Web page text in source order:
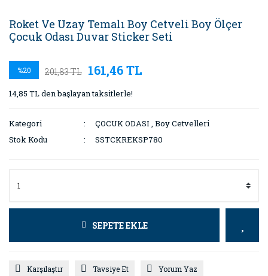
Roket Ve Uzay Temalı Boy Cetveli Boy Ölçer
Çocuk Odası Duvar Sticker Seti
%20 201,83 TL 161,46 TL
14,85 TL den başlayan taksitlerle!
Kategori ÇOCUK ODASI ,Boy Cetvelleri
Stok Kodu
SSTCKREKSP780
SEPETE EKLE
Karşılaştır Tavsiye Et Yorum Yaz